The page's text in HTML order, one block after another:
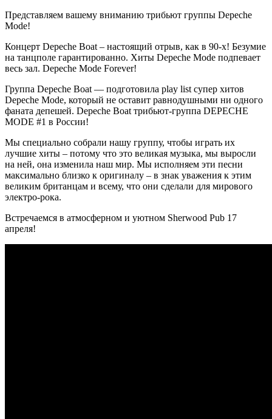
Представляем вашему вниманию трибьют группы Depeche
Mode!
Концерт Depeche Boat – настоящий отрыв, как в 90-х! Безумие
на танцполе гарантированно. Хиты Depeche Mode подпевает
весь зал. Depeche Mode Forever!
Группа Depeche Boat — подготовила play list супер хитов
Depeche Mode, который не оставит равнодушными ни одного
фаната депешей. Depeche Boat трибьют-группа DEPECHE
MODE #1 в России!
Мы специально собрали нашу группу, чтобы играть их
лучшие хиты – потому что это великая музыка, мы выросли
на ней, она изменила наш мир. Мы исполняем эти песни
максимально близко к оригиналу – в знак уважения к этим
великим британцам и всему, что они сделали для мирового
электро-рока.
Встречаемся в атмосферном и уютном Sherwood Pub 17
апреля!